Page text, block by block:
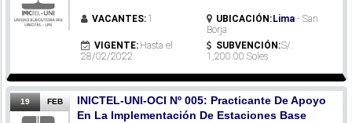
VACANTES: 1 UBICACIÓN:Lima - San
Borja
VIGENTE: Hasta el
28/02/2022
SUBVENCIÓN:S/.
1,200.00 Soles
19 FEB
INICTEL-UNI-OCI Nº 005: Practicante De Apoyo
En La Implementación De Estaciones Base